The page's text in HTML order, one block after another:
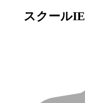
スクールIE